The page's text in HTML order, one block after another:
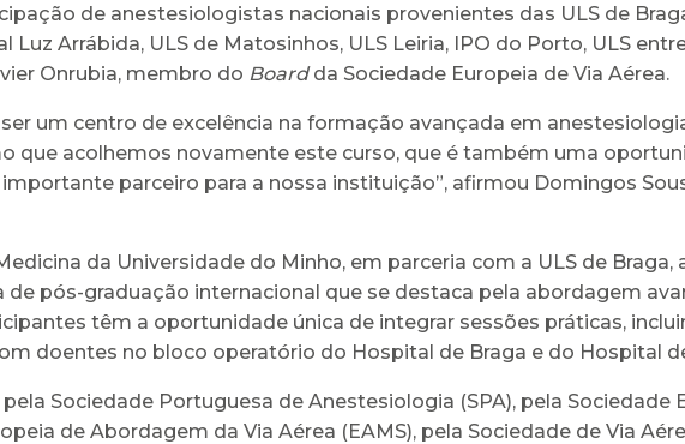
de anestesiologistas nacionais provenientes das ULS de
Luz Arrábida, ULS de Matosinhos, ULS Leiria, IPO do Porto, ULS
Onrubia, membro do Boardda Sociedade Europeia de Via Aérea.
ser um centro de excelência na formação avançada em
que acolhemos novamente este curso, que é também uma
parceiro para a nossa instituição”, afirmou Domingos
da Universidade do Minho, em parceria com a ULS de Braga,
de pós-graduação internacional que se destaca pela abordagem
têm a oportunidade única de integrar sessões práticas,
doentes no bloco operatório do Hospital de Braga e do Hospital
Sociedade Portuguesa de Anestesiologia (SPA), pela
de Abordagem da Via Aérea (EAMS), pela Sociedade de Via